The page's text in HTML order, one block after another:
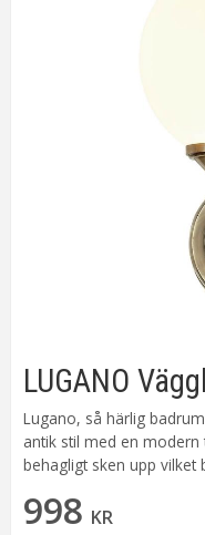
LUGANO
Lugano, så härlig
antik stil med en
behagligt sken upp vilket
998 KR